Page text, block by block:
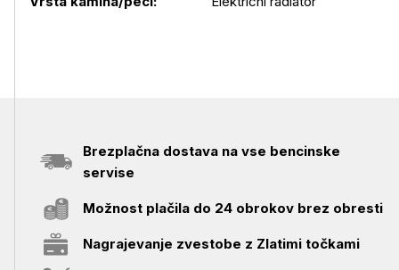
Brezplačna dostava na vse bencinske
servise
Možnost plačila do 24 obrokov brez obresti
Nagrajevanje zvestobe z Zlatimi točkami